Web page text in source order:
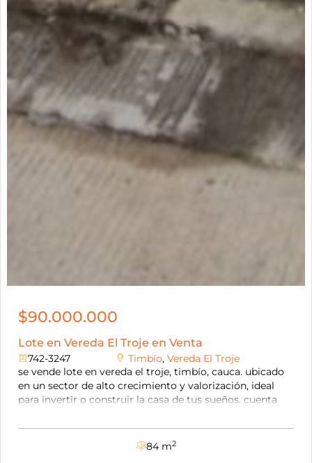
$90.000.000
Lote en Vereda El Troje en Venta
742-3247 Timbío, Vereda El Troje
se vende lote en vereda el troje, timbío, cauca. ubicado
en un sector de alto crecimiento y valorización, ideal
para invertir o construir la casa de tus sueños. cuenta
públicos: agua, gas y energía. la fachada del proyecto se
debe conservar, pero el diseño interior puede adaptarse
84 m2